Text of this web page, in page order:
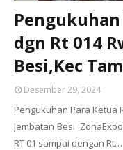
dgn Rt 014
Besi,Kec
Desember 29, 2024
Pengukuhan Para Ketua
Jembatan Besi
RT 01 sampai dengan Rt…